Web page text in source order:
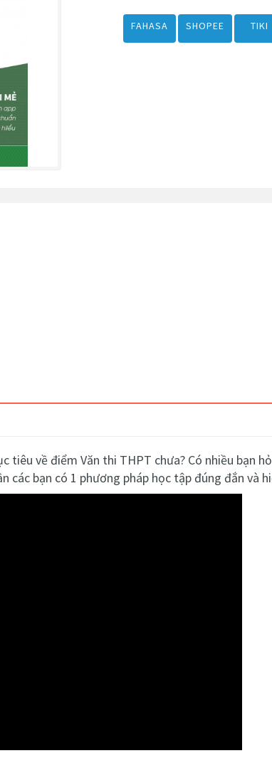
FAHASA SHOPEE TIKI
tiêu về điểm Văn thi THPT chưa? Có nhiều bạn
các bạn có 1 phương pháp học tập đúng đắn và